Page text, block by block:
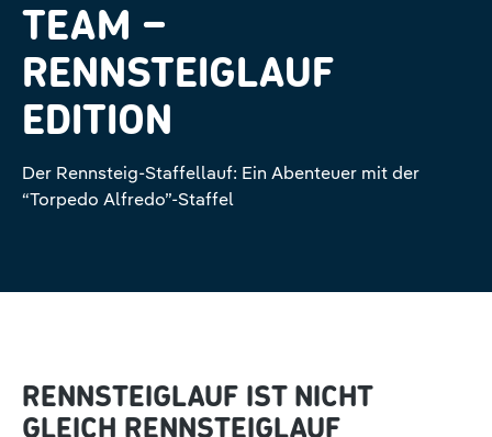
TEAM –
RENNSTEIGLAUF
EDITION
Der Rennsteig-Staffellauf: Ein Abenteuer mit der
“Torpedo Alfredo”-Staffel
RENNSTEIGLAUF IST NICHT
GLEICH RENNSTEIGLAUF